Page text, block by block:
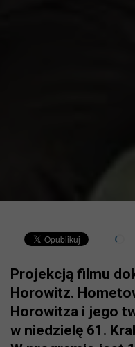
Projekcją filmu
Horowitz.
Horowitza i jego
w niedzielę 61.